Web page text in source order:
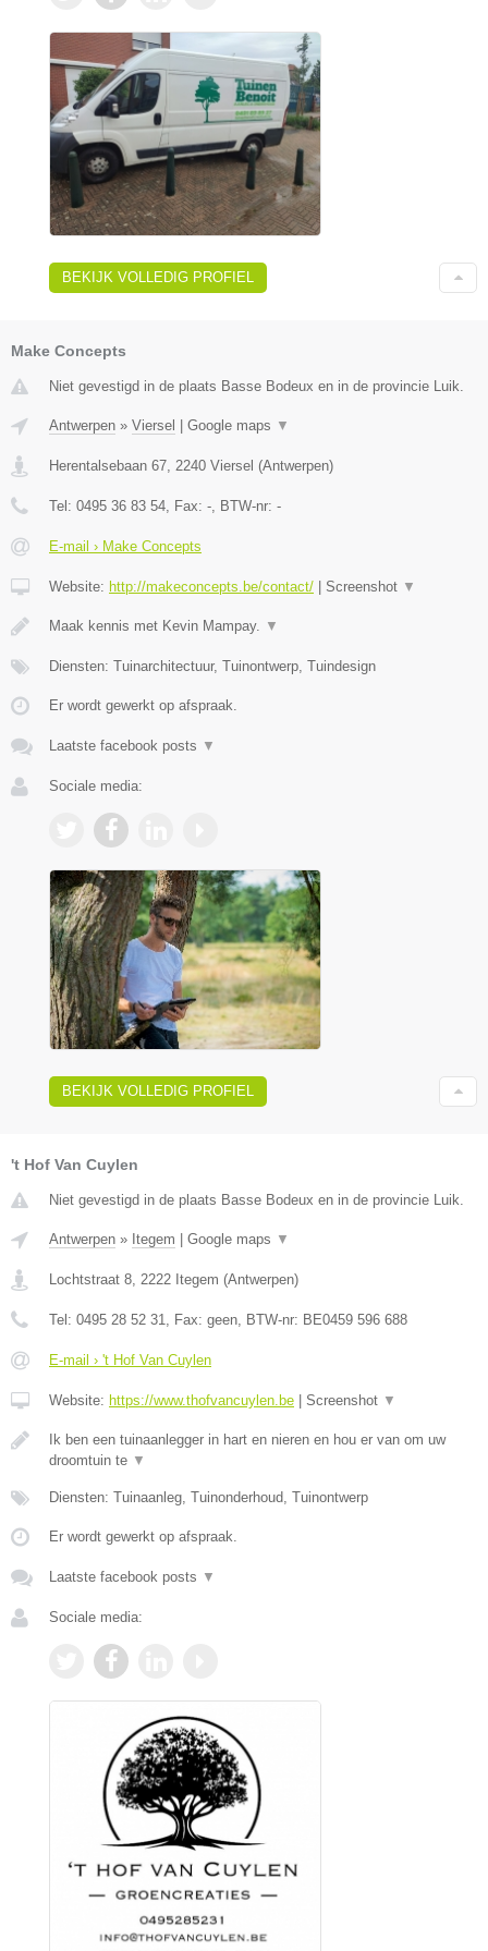
BEKIJK VOLLEDIG PROFIEL
Make Concepts
Niet gevestigd in de plaats Basse Bodeux en in de provincie Luik.
Antwerpen » Viersel | Google maps ▼
Herentalsebaan 67 2240 Viersel (Antwerpen)
Tel: 0495 36 83 54 , Fax: - , BTW-nr: -
E-mail › Make Concepts
Website: http://makeconcepts.be/contact/ | Screenshot ▼
Maak kennis met Kevin Mampay. ▼
Diensten: Tuinarchitectuur, Tuinontwerp, Tuindesign
Er wordt gewerkt op afspraak.
Laatste facebook posts ▼
Sociale media:
BEKIJK VOLLEDIG PROFIEL
't Hof Van Cuylen
Niet gevestigd in de plaats Basse Bodeux en in de provincie Luik.
Antwerpen » Itegem Google maps ▼
Lochtstraat 8, 2222 Itegem (Antwerpen)
Tel: 0495 28 52 31, Fax: geen, BTW-nr: BE0459 596 688
E-mail › 't Hof Van Cuylen
Website: https://www.thofvancuylen.be Screenshot ▼
Ik ben een tuinaanlegger in hart en nieren en hou er van om uw
droomtuin te ▼
Diensten: Tuinaanleg, Tuinonderhoud, Tuinontwerp
Er wordt gewerkt op afspraak.
Laatste facebook posts ▼
Sociale media: